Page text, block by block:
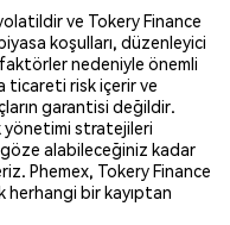
ve Tokery Finance
koşulları, düzenleyici
nedeniyle önemli
ticareti risk içerir ve
garantisi değildir.
yönetimi stratejileri
göze alabileceğiniz kadar
Phemex, Tokery Finance
herhangi bir kayıptan